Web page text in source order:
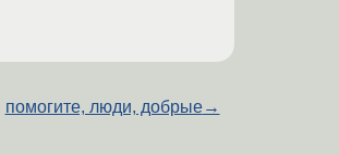
помогите, люди, добрые→